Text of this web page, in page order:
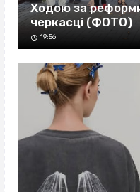
Ходою за
черкасці (ФОТО)
19:56